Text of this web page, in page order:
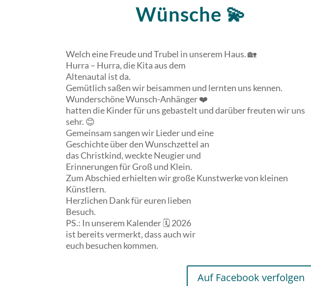
Wünsche 💫
Welch eine Freude und Trubel in unserem Haus. 🏡
Hurra – Hurra, die Kita aus dem
Altenautal ist da.
Gemütlich saßen wir beisammen und lernten uns kennen.
Wunderschöne Wunsch-Anhänger ❤️
hatten die Kinder für uns gebastelt und darüber freuten wir uns
sehr. 😊
Gemeinsam sangen wir Lieder und eine
Geschichte über den Wunschzettel an
das Christkind, weckte Neugier und
Erinnerungen für Groß und Klein.
Zum Abschied erhielten wir große Kunstwerke von kleinen
Künstlern.
Herzlichen Dank für euren lieben
Besuch.
PS.: In unserem Kalender 🗓 2026
ist bereits vermerkt, dass auch wir
euch besuchen kommen.
Auf Facebook verfolgen